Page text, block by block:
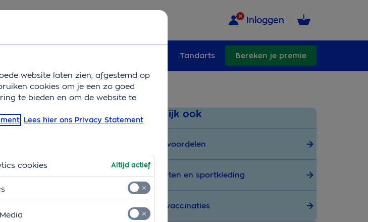
Inloggen
Tandarts Bereken je premie
Bovenop de
Bekijk ook
Alle voordelen
Sporten en sportkleding
Reisvaccinaties
website laten zien, afgestemd op
cookies om je een zo goed
te bieden en om de website te
Lees hier ons Privacy Statement
cookies Altijd actief